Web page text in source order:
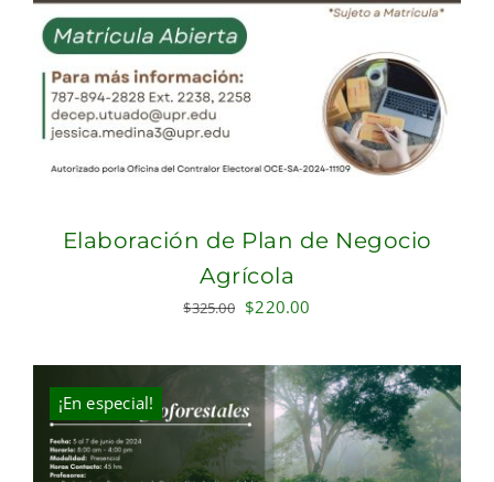
Elaboración de Plan de Negocio
Agrícola
$325.00 Original
was:
$325.00.
$220.00
is:
$220.00.
¡En especial!